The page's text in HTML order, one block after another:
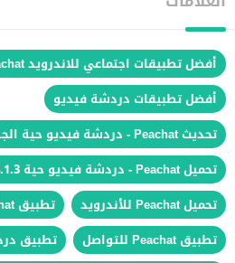
أفضل تطبيقات اجتماعي للاندرويد Peachat - دردشة فيديو حية
أفضل تطبيقات دردشة فيديو
تحديث Peachat - دردشة فيديو حية الجديد للهواتف الذكية
تحميل Peachat - دردشة فيديو حية 2.4.1.3 للاندرويد
تحميل Peachat للأندرويد
تطبيق Peachat للأندرويد
تطبيق Peachat للتواصل
تطبيق